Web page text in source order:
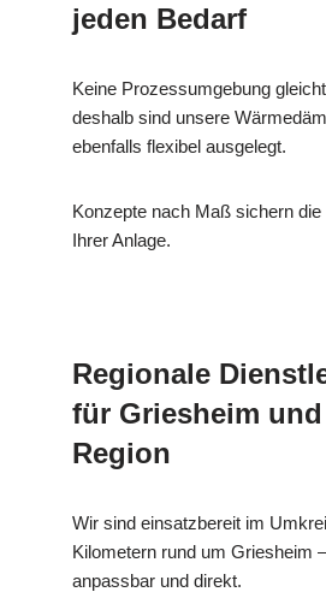
jeden Bedarf
Keine Prozessumgebung
deshalb sind unsere
ebenfalls flexibel ausgelegt.
Konzepte nach Maß sichern die
Ihrer Anlage.
Regionale
für Griesheim
Region
Wir sind einsatzbereit im
Kilometern rund um Griesheim
anpassbar und direkt.